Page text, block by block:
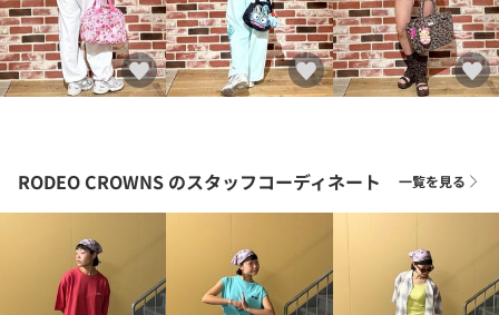
RODEO CROWNS のスタッフコーディネート 一覧を見る